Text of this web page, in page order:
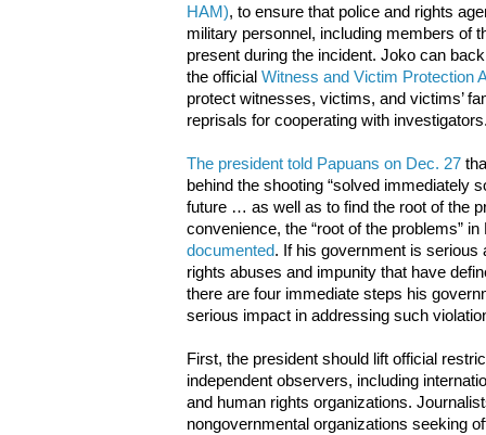
HAM), to ensure that police and rights
military personnel, including members of
present during the incident. Joko can
the official Witness and Victim Protection
protect witnesses, victims, and victims’
reprisals for cooperating with
The president told Papuans on Dec. 27
behind the shooting “solved immediately
future … as well as to find the root of the
convenience, the “root of the problems”
documented. If his government is serious
rights abuses and impunity that have
there are four immediate steps his
serious impact in addressing such
First, the president should lift official
independent observers, including
and human rights organizations.
nongovernmental organizations seeking